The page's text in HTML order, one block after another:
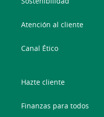
Atención al cliente
Canal Ético
Hazte cliente
Finanzas para todos